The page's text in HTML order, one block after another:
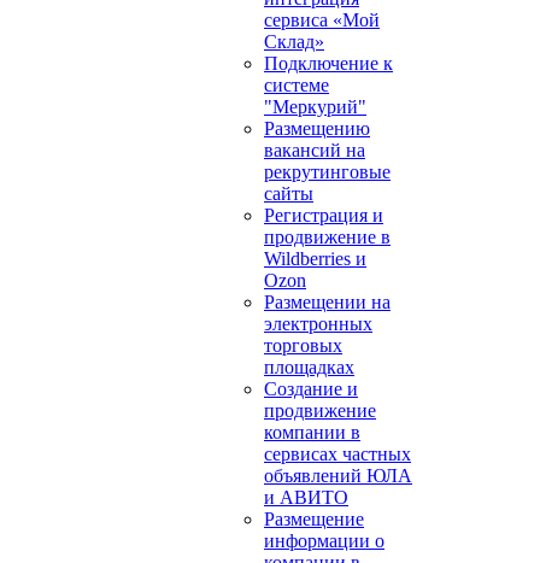
сервиса «Мой
Склад»
Подключение к
системе
"Меркурий"
Размещению
вакансий на
рекрутинговые
сайты
Регистрация и
продвижение в
Wildberries и
Ozon
Размещении на
электронных
торговых
площадках
Создание и
продвижение
компании в
сервисах частных
объявлений ЮЛА
и АВИТО
Размещение
информации о